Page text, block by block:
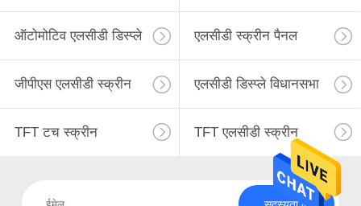
ऑटोमोटिव एलसीडी डिस्प्ले एलसीडी स्क्रीन पैनल
जीपीएस एलसीडी स्क्रीन एलसीडी डिस्प्ले विधानसभा
TFT टच स्क्रीन TFT एलसीडी स्क्रीन